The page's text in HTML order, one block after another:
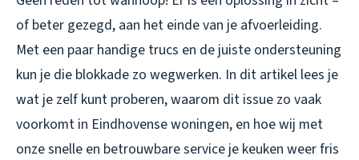
of beter gezegd, aan het einde van je afvoerleiding.
Met een paar handige trucs en de juiste ondersteuning
kun je die blokkade zo wegwerken. In dit artikel lees je
wat je zelf kunt proberen, waarom dit issue zo vaak
voorkomt in Eindhovense woningen, en hoe wij met
onze snelle en betrouwbare service je keuken weer fris